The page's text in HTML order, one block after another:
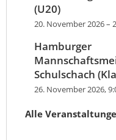
(U20)
20. November 2026–
Hamburger
Schulschach
26. November 2026,
Alle